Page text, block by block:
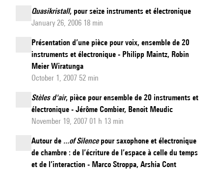
Quasikristall, pour seize instruments et électronique
January 26, 2006 18 min
Présentation d’une pièce pour voix, ensemble de 20
instruments et électronique - Philipp Maintz, Robin
Meier Wiratunga
October 1, 2007 52 min
Stèles d'air, pièce pour ensemble de 20 instruments et
électronique - Jérôme Combier, Benoit Meudic
November 19, 2007 01 h 13 min
Autour de ...of Silencepour saxophone et électronique
de chambre : de l’écriture de l’espace à celle du temps
et de l’interaction - Marco Stroppa, Arshia Cont